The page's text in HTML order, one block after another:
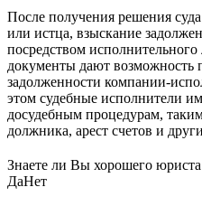
После получения решения
или истца, взыскание
посредством
документы дают возможность
задолженности компании-
этом судебные исполнители
досудебным процедурам,
должника, арест счетов и
Знаете ли Вы хорошего
ДаНет